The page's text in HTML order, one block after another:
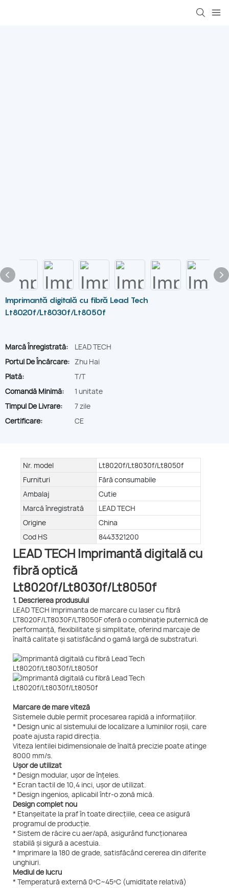
Imprimantă digitală cu fibră Lead Tech
Lt8020f/Lt8030f/Lt8050f
Marcă Înregistrată:
LEAD TECH
Portul De Încărcare: Zhu Hai
Plată:
T/T
Comandă Minimă:
1 unitate
Timpul De Livrare:
7 zile
Certificare:
CE
Nr. model
Lt8020f/Lt8030f/Lt8050f
Furnituri
Fără consumabile
Ambalaj
Cutie
Marcă înregistrată
LEAD TECH
Origine
China
Cod HS
8443321200
LEAD TECH Imprimantă digitală cu
fibră optică
Lt8020f/Lt8030f/Lt8050f
1. Descrierea produsului
LEAD TECH Imprimanta de marcare cu laser cu fibră
LT8020F/LT8030F/LT8050F oferă o combinație puternică de
performanță, flexibilitate și simplitate, oferind marcaje de
înaltă calitate și satisfăcând o gamă largă de substraturi.
Marcare de mare viteză
Sistemele duble permit procesarea rapidă a informațiilor.
* Design unic al sistemului de localizare a luminilor roșii, care
poate ajusta rapid direcția.
Viteza lentilei bidimensionale de înaltă precizie poate atinge
8000 mm/s.
Ușor de utilizat
* Design modular, ușor de înțeles.
* Ecran tactil de 10,4 inci, ușor de utilizat.
* Design ingenios, aplicabil într-o zonă mică.
Design complet nou
* Etanșeitate la praf în toate direcțiile, ceea ce asigură
programul de producție.
* Sistem de răcire cu aer/apă, asigurând funcționarea
stabilă și sigură a acestuia.
* Imprimare la 180 de grade, satisfăcând cererea din diferite
unghiuri.
Mediul de lucru
* Temperatură externă 0ºC~45ºC (umiditate relativă)